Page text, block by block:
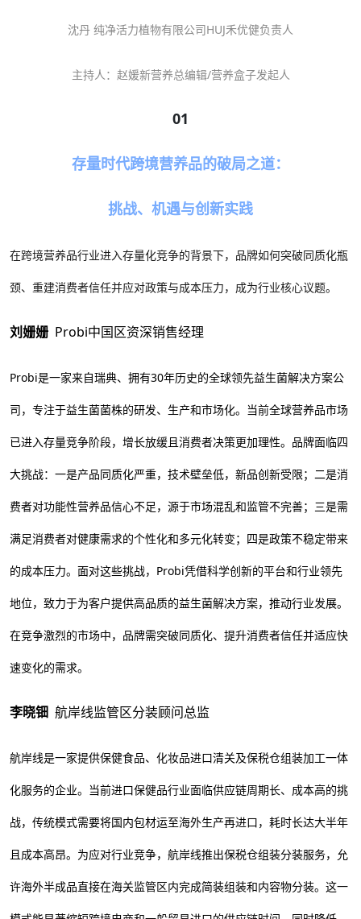
沈丹 纯净活力植物有限公司HUJ禾优健负责人
主持人： 赵媛新营养总编辑/营养盒子发起人
01
存量时代跨境营养品的破局之道：
挑战、机遇与创新实践
在跨境营养品行业进入存量化竞争的背景下，品牌如何突破同质化瓶
颈、重建消费者信任并应对政策与成本压力，成为行业核心议题。
刘姗姗 Probi中国区资深销售经理
Probi是一家来自瑞典、拥有30年历史的全球领先益生菌解决方案公
司，专注于益生菌菌株的研发、生产和市场化。当前全球营养品市场
已进入存量竞争阶段，增长放缓且消费者决策更加理性。品牌面临四
大挑战：一是产品同质化严重，技术壁垒低，新品创新受限；二是消
费者对功能性营养品信心不足，源于市场混乱和监管不完善；三是需
满足消费者对健康需求的个性化和多元化转变；四是政策不稳定带来
的成本压力。面对这些挑战，Probi凭借科学创新的平台和行业领先
地位，致力于为客户提供高品质的益生菌解决方案，推动行业发展。
在竞争激烈的市场中，品牌需突破同质化、提升消费者信任并适应快
速变化的需求。
李晓钿 航岸线监管区分装顾问总监
航岸线是一家提供保健食品、化妆品进口清关及保税仓组装加工一体
化服务的企业。当前进口保健品行业面临供应链周期长、成本高的挑
战，传统模式需要将国内包材运至海外生产再进口，耗时长达大半年
且成本高昂。为应对行业竞争，航岸线推出保税仓组装分装服务，允
许海外半成品直接在海关监管区内完成简装组装和内容物分装。这一